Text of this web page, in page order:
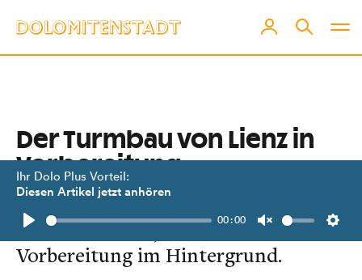
Ihr Dolo Plus Vorteil:
Diesen Artikel jetzt anhören
Play
00:00
Unmute
Der Turmbau von Lienz in
Vorbereitung
Damit der Pappkartonturm
entstehen kann, braucht es viel
Vorbereitung im Hintergrund.